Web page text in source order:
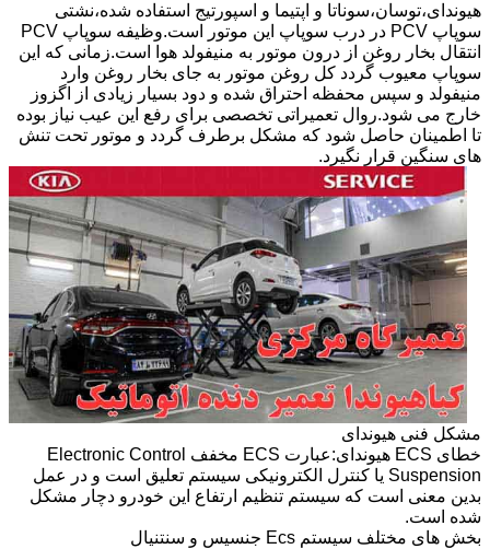
هیوندای،توسان،سوناتا و اپتیما و اسپورتیج استفاده شده،نشتی
سوپاپ PCV در درب سوپاپ این موتور است.وظیفه سوپاپ PCV
انتقال بخار روغن از درون موتور به منیفولد هوا است.زمانی که این
سوپاپ معیوب گردد کل روغن موتور به جای بخار روغن وارد
منیفولد و سپس محفظه احتراق شده و دود بسیار زیادی از اگزوز
خارج می شود.روال تعمیراتی تخصصی برای رفع این عیب نیاز بوده
تا اطمینان حاصل شود که مشکل برطرف گردد و موتور تحت تنش
های سنگین قرار نگیرد.
مشکل فنی هیوندای
خطای ECS هیوندای:عبارت ECS مخفف Electronic Control
Suspension یا کنترل الکترونیکی سیستم تعلیق است و در عمل
بدین معنی است که سیستم تنظیم ارتفاع این خودرو دچار مشکل
شده است.
بخش های مختلف سیستم Ecs جنسیس و سنتنیال